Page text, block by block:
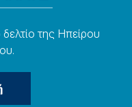
της Ηπείρου